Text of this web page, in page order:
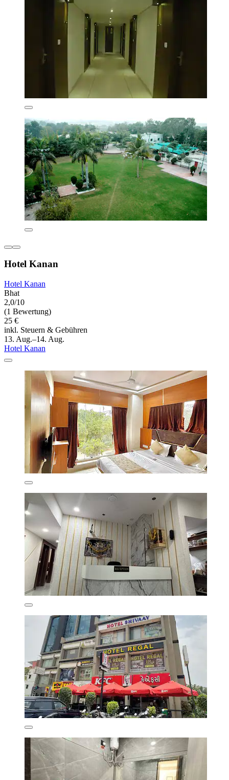
Hotel Kanan
Hotel Kanan
Bhat
2,0/10
(1 Bewertung)
25 €
inkl. Steuern & Gebühren
13. Aug.–14. Aug.
Hotel Kanan